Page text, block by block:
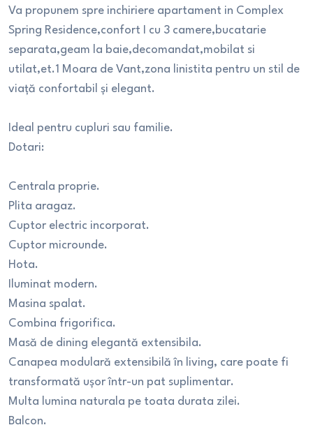
Va propunem spre inchiriere apartament in Complex
Spring Residence,confort I cu 3 camere,bucatarie
separata,geam la baie,decomandat,mobilat si
utilat,et.1 Moara de Vant,zona linistita pentru un stil de
viață confortabil și elegant.
Ideal pentru cupluri sau familie.
Dotari:
Centrala proprie.
Plita aragaz.
Cuptor electric incorporat.
Cuptor microunde.
Hota.
Iluminat modern.
Masina spalat.
Combina frigorifica.
Masă de dining elegantă extensibila.
Canapea modulară extensibilă în living, care poate fi
transformată ușor într-un pat suplimentar.
Multa lumina naturala pe toata durata zilei.
Balcon.